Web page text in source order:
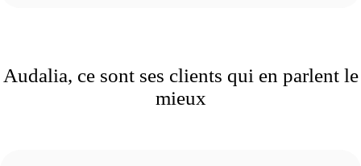
Audalia, ce sont ses clients qui en parlent le
mieux